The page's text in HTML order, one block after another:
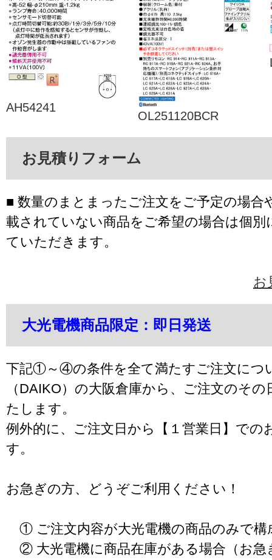
AH54241
OL251120BCR
お見積りフォーム
■ 数量のまとまったご注文をご予定の場合
載されていない商品をご希望の場合は個別
ていただきます。
お
大光電機商品限定：即日発送
下記①～④の条件を全て満たすご注文につ
（DAIKO）の大阪倉庫から、ご注文のそ
たします。
例外的に、ご注文日から【１営業日】での
す。
お急ぎの方、どうぞご利用ください！
① ご注文内容が大光電機の商品のみで構
② 大光電機に商品在庫がある場合（お急